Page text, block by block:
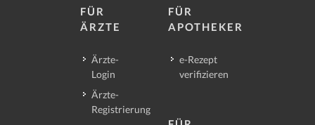
FÜR
ÄRZTE
Ärzte-
Login
Ärzte-
Registrierung
FÜR
APOTHEKER
e-Rezept
verifizieren